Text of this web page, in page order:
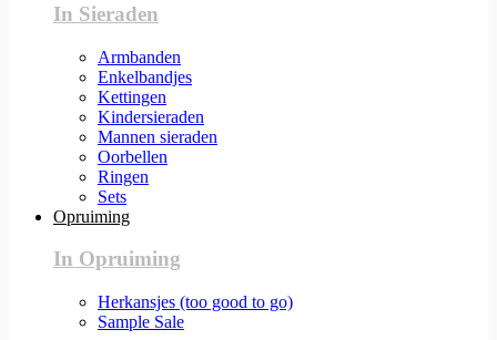
In Sieraden
Armbanden
Enkelbandjes
Kettingen
Kindersieraden
Mannen sieraden
Oorbellen
Ringen
Sets
Opruiming
In Opruiming
Herkansjes (too good to go)
Sample Sale